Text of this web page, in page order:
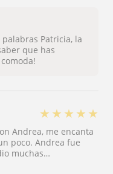
y como profesional.
en aprender a
a tus hijos/as para
que tienen, no lo
Patricia, la
que has
★ ★ ★ ★ ★
Andrea, me encanta
poco. Andrea fue
muchas
Super agradable,